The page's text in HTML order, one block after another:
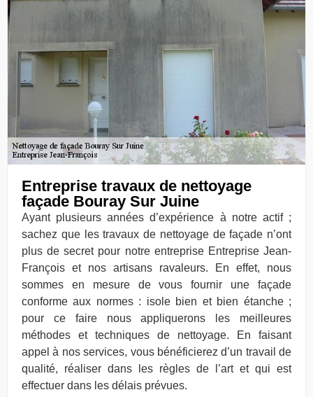
Entreprise travaux de nettoyage
façade Bouray Sur Juine
Ayant plusieurs années d’expérience à notre actif ;
sachez que les travaux de nettoyage de façade n’ont
plus de secret pour notre entreprise Entreprise Jean-
François et nos artisans ravaleurs. En effet, nous
sommes en mesure de vous fournir une façade
conforme aux normes : isole bien et bien étanche ;
pour ce faire nous appliquerons les meilleures
méthodes et techniques de nettoyage. En faisant
appel à nos services, vous bénéficierez d’un travail de
qualité, réaliser dans les règles de l’art et qui est
effectuer dans les délais prévues.